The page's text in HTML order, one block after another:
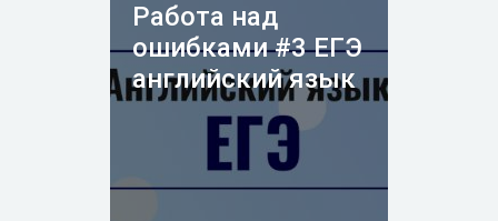
Работа над
ошибками #3 ЕГЭ
английский язык